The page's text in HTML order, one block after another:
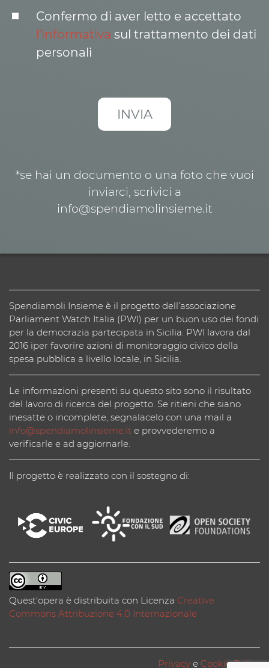
Confermo di aver letto e accettato
l’informativa sul trattamento dei dati
personali
*se hai un documento o una foto che vuoi
inviarci, scrivici a
info@spendiamolinsieme.it
Spendiamoli Insieme è il progetto dell’associazione
Parliament Watch Italia (PWI) per un buon uso dei fondi
per la democrazia partecipata in Sicilia. PWI lavora dal
2016 iper favorire azioni di monitoraggio civico della
spesa pubblica a livello locale, in Sicilia.
Le informazioni presenti su questo sito sono il risultato
del lavoro di ricerca del progetto. Se ritieni che siano
inesatte o incomplete, segnalacelo con una mail a
info@spendiamolinsieme.it e provvederemo a
verificarle e ad aggiornarle.
Il progetto è realizzato con il sostegno di:
Quest'opera è distribuita con Licenza Creative
Commons Attribuzione 4.0 Internazionale
Privacy e Cookie Policy